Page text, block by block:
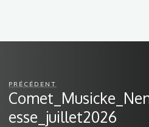
PRÉCÉDENT
esse_juillet2026